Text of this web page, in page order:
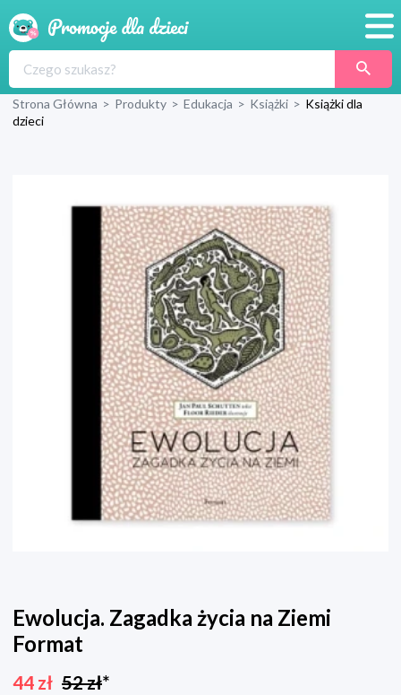
Produkty
Wyprawka
Strona Główna > Produkty > Edukacja > Książki > Książki dla
dzieci
Ewolucja. Zagadka życia na Ziemi
Format
44 zł 52zł*